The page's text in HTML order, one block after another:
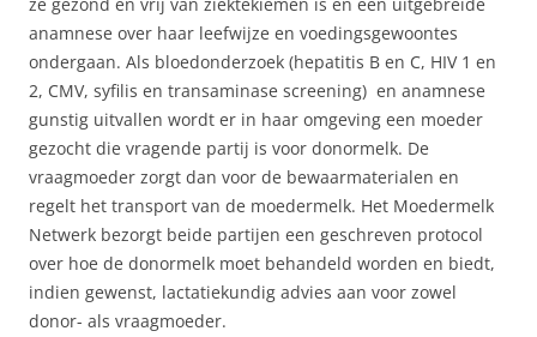
anamnese over haar leefwijze en voedingsgewoontes
ondergaan. Als bloedonderzoek (hepatitis B en C, HIV 1 en
2, CMV, syfilis en transaminase screening) en anamnese
gunstig uitvallen wordt er in haar omgeving een moeder
gezocht die vragende partij is voor donormelk. De
vraagmoeder zorgt dan voor de bewaarmaterialen en
regelt het transport van de moedermelk. Het Moedermelk
Netwerk bezorgt beide partijen een geschreven protocol
over hoe de donormelk moet behandeld worden en biedt,
indien gewenst, lactatiekundig advies aan voor zowel
donor- als vraagmoeder.